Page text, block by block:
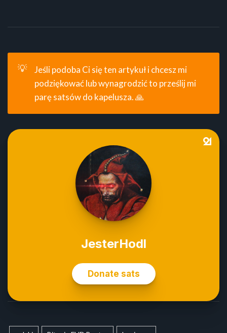
💡
Jeśli podoba Ci się ten artykuł i chcesz mi
podziękować lub wynagrodzić to prześlij mi
parę satsów do kapelusza. 🙏